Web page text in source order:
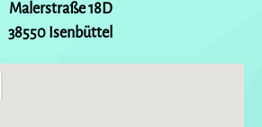
Malerstraße 18D
38550 Isenbüttel